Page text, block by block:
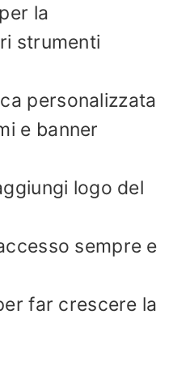
la
strumenti
personalizzata
e banner
logo del
sempre e
far crescere la